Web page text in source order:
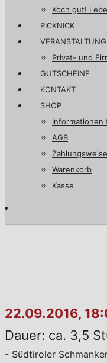
Koch gut!
PICKNICK
Privat- und
GUTSCHEINE
KONTAKT
SHOP
Informationen
AGB
Warenkorb
Kasse
22.09.2016,
Dauer: ca. 3,5
- Südtiroler